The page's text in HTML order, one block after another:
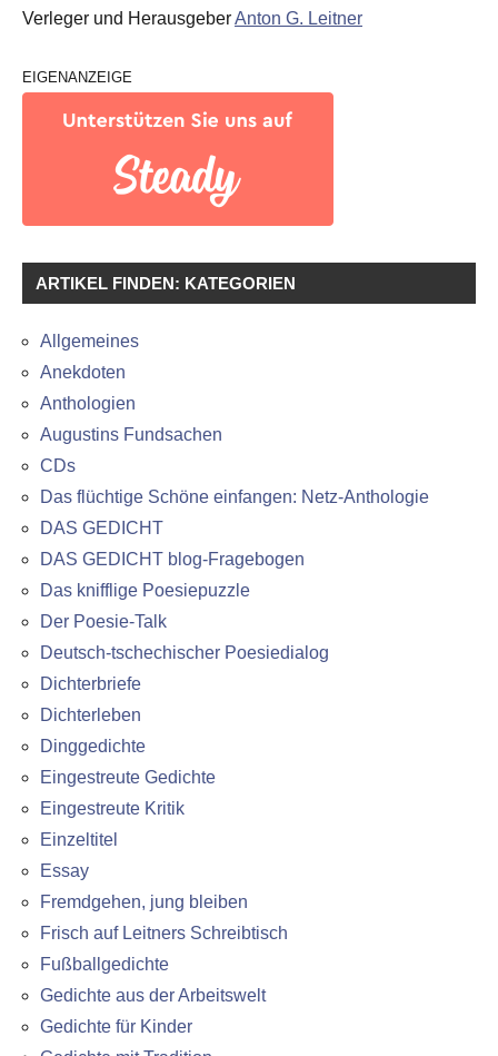
Verleger und HerausgeberAnton G. Leitner
EIGENANZEIGE
ARTIKEL FINDEN: KATEGORIEN
Allgemeines
Anekdoten
Anthologien
Augustins Fundsachen
CDs
Das flüchtige Schöne einfangen: Netz-Anthologie
DAS GEDICHT
DAS GEDICHT blog-Fragebogen
Das knifflige Poesiepuzzle
Der Poesie-Talk
Deutsch-tschechischer Poesiedialog
Dichterbriefe
Dichterleben
Dinggedichte
Eingestreute Gedichte
Eingestreute Kritik
Einzeltitel
Essay
Fremdgehen, jung bleiben
Frisch auf Leitners Schreibtisch
Fußballgedichte
Gedichte aus der Arbeitswelt
Gedichte für Kinder